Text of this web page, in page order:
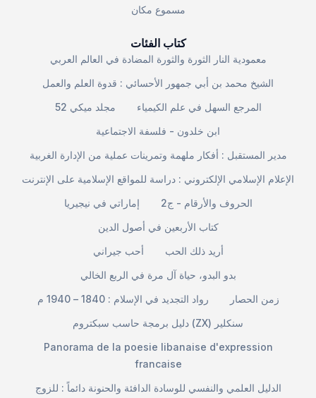
مسموع مكان
كتاب الفئات
معمودية النار الثورة والثورة المضادة في العالم العربي
الشيخ محمد بن أبي جمهور الأحسائي : قدوة العلم والعمل
مجلد ميكي 52
المرجع السهل في علم الكيمياء
ابن خلدون - فلسفة الاجتماعية
مدير المستقبل : أفكار ملهمة وتمرينات عملية من الإدارة الغربية
الإعلام الإسلامي الإلكتروني : دراسة للمواقع الإسلامية على الإنترنت
إماراتي في نيجيريا
الحروف والأرقام - ج2
كتاب الأربعين في أصول الدين
أحب جيراني
أريد ذلك الحب
بدو البدو، حياة آل مرة في الربع الخالي
رواد التجديد في الإسلام : 1840 – 1940 م
زمن الحصار
دليل برمجة حاسب سبكتروم (ZX) سنكلير
Panorama de la poesie libanaise d'expression
francaise
الدليل العلمي والنفسي للوسادة الدافئة والحنونة دائماً : للزوج